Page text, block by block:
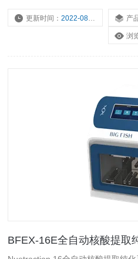
更新时间：2022-08-01 产
浏
BFEX-16E全自动核酸提取